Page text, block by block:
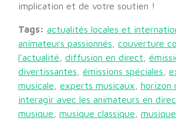
implication et de votre soutien !
Tags: actualités locales et
animateurs passionnés
couverture
l'actualité
diffusion en direct
divertissantes
émissions spéciales
musicale
experts musicaux horizon
interagir avec les animateurs en
musique
musique classique